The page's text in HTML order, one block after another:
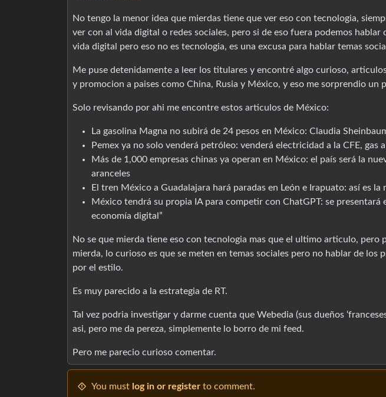
No tengo la menor idea que mierdas tiene que ver eso con tecnologia,
ver con al vida digital o redes sociales, pero si de eso fuera podemos hablar
vida digital pero eso no es tecnologia, es una excusa para hablar temas
Me puse detenidamente a leer los titulares y encontré algo curioso,
y promocion a paises como China, Rusia y México, y eso me sorprendio un
Solo revisando por ahi me encontre estos articulos de México:
La gasolina Magna no subirá de 24 pesos en México: Claudia
Pemex ya no solo venderá petróleo: venderá electricidad a la CFE, gas
Más de 1,000 empresas chinas ya operan en México: el país será la
aranceles
El tren México a Guadalajara hará paradas en León e Irapuato: así es
México tendrá su propia IA para competir con ChatGPT: se presentará
economía digital”
No se que mierda tiene eso con tecnologia mas que el ultimo articulo, pero
mierda, lo curioso es que se meten en temas sociales pero no hablar de los
por el estilo.
Es muy parecido a la estrategia de RT.
Tal vez podria investigar y darme cuenta que Webedia (sus dueños
asi, pero me da pereza, simplemente lo borro de mi feed.
Pero me parecio curioso comentar.
You must log in or register to comment.